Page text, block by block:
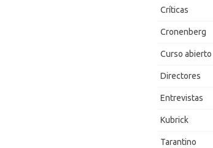
Críticas
Cronenberg
Curso abierto
Directores
Entrevistas
Kubrick
Tarantino